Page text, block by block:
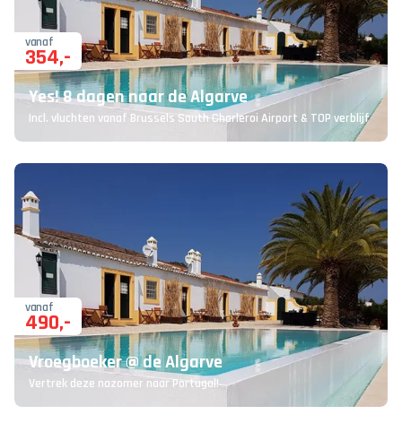
vanaf
354,-
Yes! 8 dagen naar de Algarve
Incl. vluchten vanaf Brussels South Charleroi Airport & TOP verblijf
vanaf
490,-
Vroegboeker @ de Algarve
Vertrek deze nazomer naar Portugal!